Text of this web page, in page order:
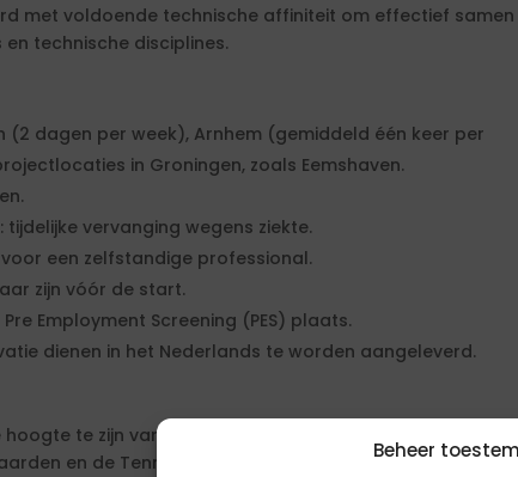
Beheer
met voldoende technische affiniteit om effectief samen
technische disciplines.
(2 dagen per week), Arnhem (gemiddeld één keer per
in Groningen, zoals Eemshaven.
vervanging wegens ziekte.
een zelfstandige professional.
zijn vóór de start.
Employment Screening (PES) plaats.
dienen in het Nederlands te worden aangeleverd.
te zijn van de geldende wet- en regelgeving op het
en de TenneT-cao. Deze opdracht valt binnen